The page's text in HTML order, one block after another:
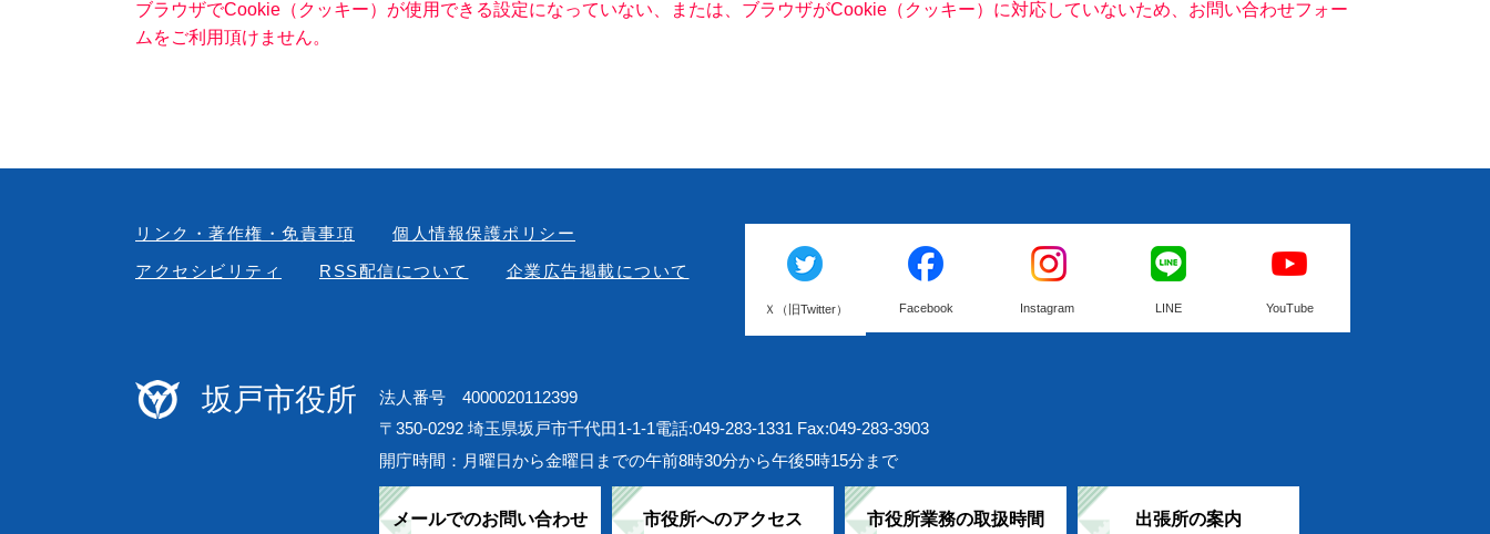
ブラウザでCookie（クッキー）が使用できる設定になっていない、または、ブラウザがCookie（クッキー）に対応していないため、お問い合わせフォー
ムをご利用頂けません。
リンク・著作権・免責事項
個人情報保護ポリシー
アクセシビリティ
RSS配信について 企業広告掲載について
Ｘ（旧Twitter） Facebook Instagram LINE YouTube
坂戸市役所
法人番号 4000020112399
〒350-0292 埼玉県坂戸市千代田1-1-1電話:049-283-1331 Fax:049-283-3903
開庁時間：月曜日から金曜日までの午前8時30分から午後5時15分まで
メールでのお問い合わせ 市役所へのアクセス 市役所業務の取扱時間 出張所の案内